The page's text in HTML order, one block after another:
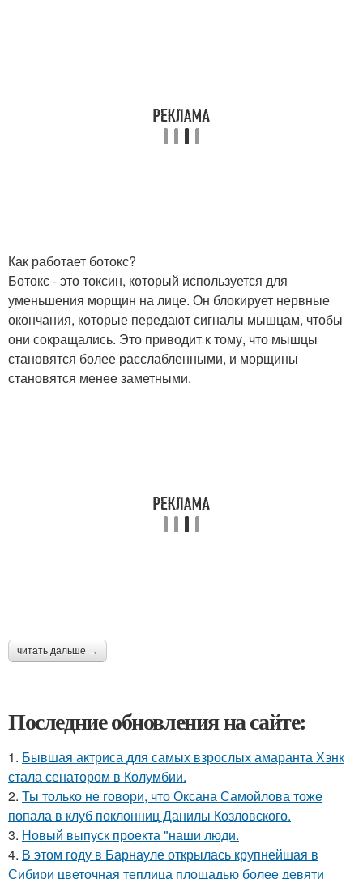
Как работает ботокс?
Ботокс - это токсин, который используется для
уменьшения морщин на лице. Он блокирует нервные
окончания, которые передают сигналы мышцам, чтобы
они сокращались. Это приводит к тому, что мышцы
становятся более расслабленными, и морщины
становятся менее заметными.
читать дальше →
Последние обновления на сайте:
1. Бывшая актриса для самых взрослых амаранта Хэнк
стала сенатором в Колумбии.
2. Ты только не говори, что Оксана Самойлова тоже
попала в клуб поклонниц Данилы Козловского.
3. Новый выпуск проекта "наши люди.
4. В этом году в Барнауле открылась крупнейшая в
Сибири цветочная теплица площадью более девяти